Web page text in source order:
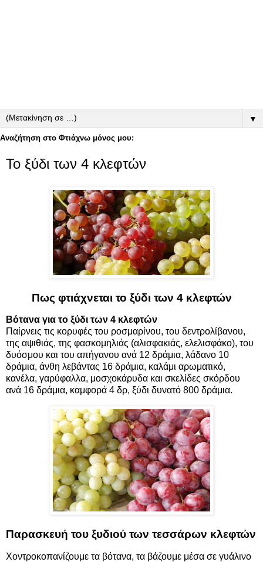
▼
Αναζήτηση στο Φτιάχνω μόνος μου:
Το ξύδι των 4 κλεφτών
Πως φτιάχνεται το ξύδι των 4 κλεφτών
Βότανα για το ξύδι των 4 κλεφτών
Παίρνεις τις κορυφές του ροσμαρίνου, του δεντρολίβανου,
της αψιθιάς, της φασκομηλιάς (αλισφακιάς, ελελισφάκο), του
δυόσμου και του απήγανου ανά 12 δράμια, λάδανο 10
δράμια, άνθη λεβάντας 16 δράμια, καλάμι αρωματικό,
κανέλα, γαρύφαλλα, μοσχοκάρυδα και σκελίδες σκόρδου
ανά 16 δράμια, καμφορά 4 δρ, ξύδι δυνατό 800 δράμια.
Παρασκευή του ξυδιού των τεσσάρων κλεφτών
Χοντροκοπανίζουμε τα βότανα, τα βάζουμε μέσα σε γυάλινο